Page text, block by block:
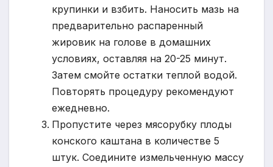
крупинки и взбить. Наносить мазь на
предварительно распаренный
жировик на голове в домашних
условиях, оставляя на 20-25 минут.
Затем смойте остатки теплой водой.
Повторять процедуру рекомендуют
ежедневно.
Пропустите через мясорубку плоды
конского каштана в количестве 5
штук. Соедините измельченную массу